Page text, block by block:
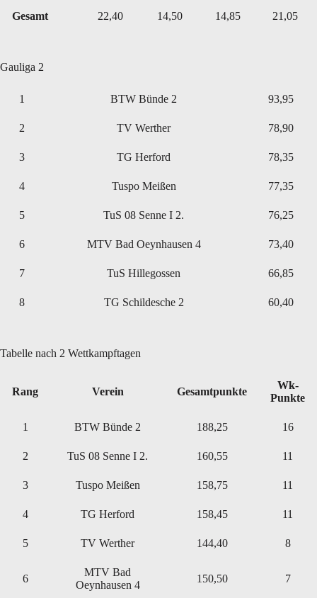
Gesamt 22,40 14,50 14,85 21,05
Gauliga 2
1 BTW Bünde 2 93,95
2 TV Werther 78,90
3 TG Herford 78,35
4 Tuspo Meißen 77,35
5 TuS 08 Senne I 2. 76,25
6 MTV Bad Oeynhausen 4 73,40
7 TuS Hillegossen 66,85
8 TG Schildesche 2 60,40
Tabelle nach 2 Wettkampftagen
Rang Verein Gesamtpunkte
Wk-
Punkte
1 BTW Bünde 2 188,25 16
2 TuS 08 Senne I 2. 160,55 11
3 Tuspo Meißen 158,75 11
4 TG Herford 158,45 11
5 TV Werther 144,40 8
6
MTV Bad
Oeynhausen 4
150,50 7